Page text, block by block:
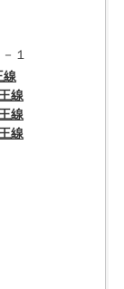
１
線
線
線
線